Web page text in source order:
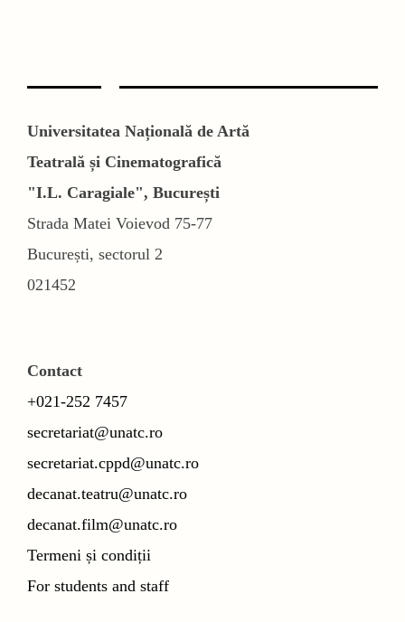
Universitatea Națională de Artă
Teatrală și Cinematografică
"I.L. Caragiale", București
Strada Matei Voievod 75-77
București, sectorul 2
021452
Contact
+021-252 7457
secretariat@unatc.ro
secretariat.cppd@unatc.ro
decanat.teatru@unatc.ro
decanat.film@unatc.ro
Termeni și condiții
For students and staff